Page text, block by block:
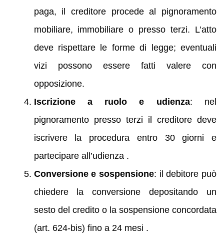
paga, il creditore procede al pignoramento
mobiliare, immobiliare o presso terzi. L’atto
deve rispettare le forme di legge; eventuali
vizi possono essere fatti valere con
opposizione.
Iscrizione a ruolo e udienza: nel
pignoramento presso terzi il creditore deve
iscrivere la procedura entro 30 giorni e
partecipare all’udienza .
Conversione e sospensione: il debitore può
chiedere la conversione depositando un
sesto del credito o la sospensione concordata
(art. 624‑bis) fino a 24 mesi .